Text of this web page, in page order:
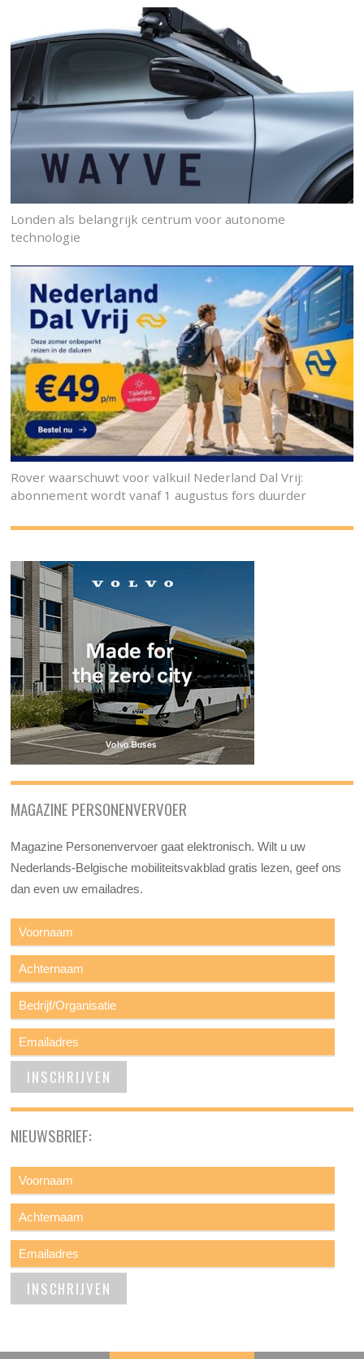
Londen als belangrijk centrum voor autonome
technologie
Rover waarschuwt voor valkuil Nederland Dal Vrij:
abonnement wordt vanaf 1 augustus fors duurder
MAGAZINE PERSONENVERVOER
Magazine Personenvervoer gaat elektronisch. Wilt u uw
Nederlands-Belgische mobiliteitsvakblad gratis lezen, geef ons
dan even uw emailadres.
NIEUWSBRIEF: